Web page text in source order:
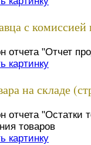
с комиссией
отчета "Отчет
картинку
на складе
отчета "Остатки
товаров
картинку